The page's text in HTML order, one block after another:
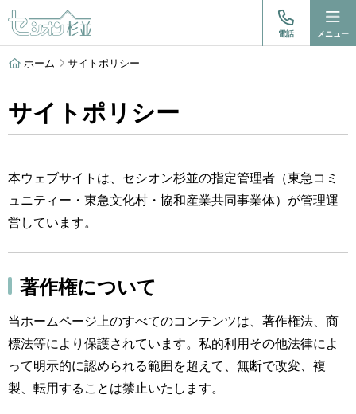
電話 メニュー
ホーム サイトポリシー
サイトポリシー
本ウェブサイトは、セシオン杉並の指定管理者（東急コミ
ュニティー・東急文化村・協和産業共同事業体）が管理運
営しています。
著作権について
当ホームページ上のすべてのコンテンツは、著作権法、商
標法等により保護されています。私的利用その他法律によ
って明示的に認められる範囲を超えて、無断で改変、複
製、転用することは禁止いたします。